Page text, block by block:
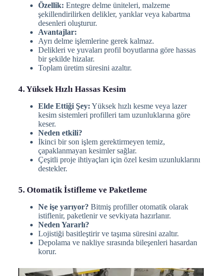
Özellik: Entegre delme üniteleri, malzeme
şekillendirilirken delikler, yarıklar veya kabartma
desenleri oluşturur.
Avantajlar:
Ayrı delme işlemlerine gerek kalmaz.
Delikleri ve yuvaları profil boyutlarına göre hassas
bir şekilde hizalar.
Toplam üretim süresini azaltır.
4. Yüksek Hızlı Hassas Kesim
Elde Ettiği Şey: Yüksek hızlı kesme veya lazer
kesim sistemleri profilleri tam uzunluklarına göre
keser.
Neden etkili?
İkinci bir son işlem gerektirmeyen temiz,
çapaklanmayan kesimler sağlar.
Çeşitli proje ihtiyaçları için özel kesim uzunluklarını
destekler.
5. Otomatik İstifleme ve Paketleme
Ne işe yarıyor? Bitmiş profiller otomatik olarak
istiflenir, paketlenir ve sevkiyata hazırlanır.
Neden Yararlı?
Lojistiği basitleştirir ve taşıma süresini azaltır.
Depolama ve nakliye sırasında bileşenleri hasardan
korur.